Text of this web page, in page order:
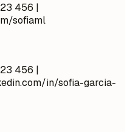
456 |
sofiaml
456 |
in/sofia-garcia-